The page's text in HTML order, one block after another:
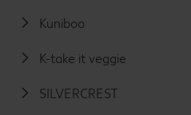
Kuniboo
K-take it veggie
SILVERCREST